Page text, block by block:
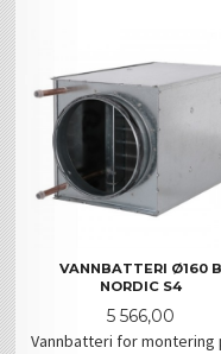
VANNBATTERI Ø160 B
NORDIC S4
Pris
5 566,00
Vannbatteri for montering